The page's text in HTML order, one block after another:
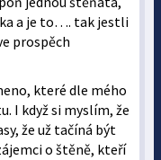
a je to…. tak jestli
prospěch
které dle mého
I když si myslím, že
že už tačíná být
o štěně, kteří